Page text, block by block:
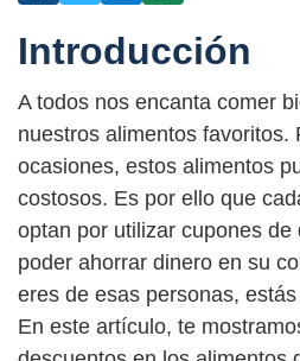
Introducción
A todos nos encanta comer
nuestros alimentos favoritos.
ocasiones, estos alimentos
costosos. Es por ello que
optan por utilizar cupones de
poder ahorrar dinero en su
eres de esas personas,
En este artículo, te